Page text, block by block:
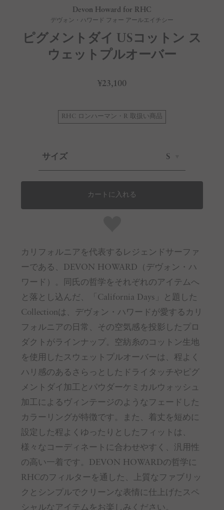
Devon Howard for RHC
デヴォン・ハワード フォー アールエイチシー
ピグメントダイ USコットン ス
ウェットプルオーバー
¥23,100
RHC ロンハーマン・R 取扱い商品
サイズ S
カートに入れる
カリフォルニアを代表するレジェンドサーファ
ーである、DEVON HOWARD（デヴォン・ハ
ワード）。同氏の哲学をそれぞれのアイテムへ
と落とし込んだ、「California Days」と題した
Collectionは、デヴォン・ハワードが愛するカリ
フォルニアの日常、その空気感を投影したプロ
ダクトがラインナップ。空紡糸のコットン生地
を使用したスウェットプルオーバーは、程よく
ハリ感のあるさらっとしたドライタッチやピグ
メントダイ加工とパウダーケミカルウォッシュ
加工によるヴィンテージのようなフェードした
カラーリングが特徴です。また、着丈を短めに
設定した程よくゆったりとしたフィットは、
様々なコーディネートに合わせやすく、汎用性
の高い一着です。DEVON HOWARDの哲学に
RHCのフィルターを通した、上質なファブリッ
クとシンプルでクリーンな表情に仕上げたスペ
シャルなアイテムをお楽しみください。